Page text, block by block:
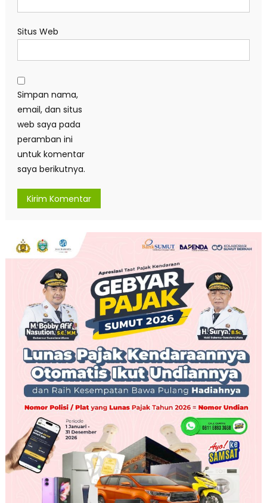
Situs Web
Simpan nama,
email, dan situs
web saya pada
peramban ini
untuk komentar
saya berikutnya.